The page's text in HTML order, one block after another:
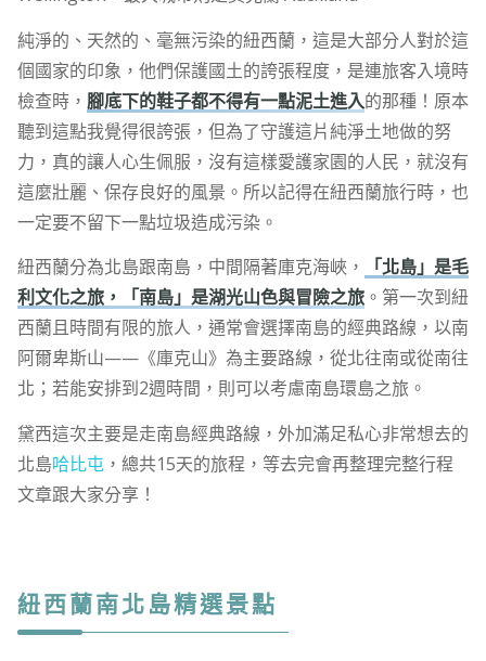
純淨的、天然的、毫無污染的紐西蘭，這是大部分人對於這
個國家的印象，他們保護國土的誇張程度，是連旅客入境時
檢查時， 腳底下的鞋子都不得有一點泥土進入的那種！原本
聽到這點我覺得很誇張，但為了守護這片純淨土地做的努
力，真的讓人心生佩服，沒有這樣愛護家園的人民，就沒有
這麼壯麗、保存良好的風景。所以記得在紐西蘭旅行時，也
一定要不留下一點垃圾造成污染。
紐西蘭分為北島跟南島，中間隔著庫克海峽，
「北島」是毛
利文化之旅，「南島」是湖光山色與冒險之旅。第一次到紐
西蘭且時間有限的旅人，通常會選擇南島的經典路線，以南
阿爾卑斯山——《庫克山》為主要路線，從北往南或從南往
北；若能安排到2週時間，則可以考慮南島環島之旅。
黛西這次主要是走南島經典路線，外加滿足私心非常想去的
北島哈比屯，總共15天的旅程，等去完會再整理完整行程
文章跟大家分享！
紐西蘭南北島精選景點